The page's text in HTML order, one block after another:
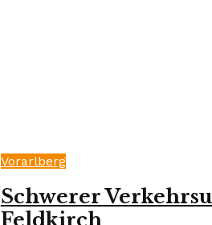
Vorarlberg
Schwerer
Feldkirch